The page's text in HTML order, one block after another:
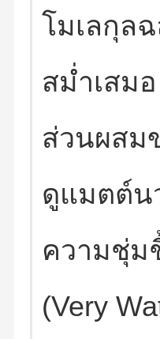
โมเลกุล
สม่ำเสม
ส่วนผสม
ดูแมตต์น
ความชุ่ม
(Very